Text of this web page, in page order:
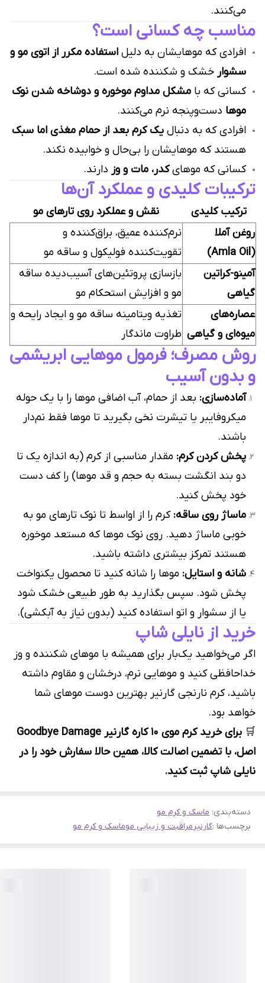
می‌کنند.
مناسب چه کسانی است؟
افرادی که موهایشان به دلیل استفاده مکرر از اتوی مو و
سشوار خشک و شکننده شده است.
کسانی که با مشکل مداوم موخوره و دوشاخه شدن نوک
موها دست‌وپنجه نرم می‌کنند.
افرادی که به دنبال یک کرم بعد از حمام مغذی اما سبک
هستند که موهایشان را بی‌حال و خوابیده نکند.
کسانی که موهایکدر، مات و وز دارند.
ترکیبات کلیدی و عملکرد آن‌ها
ترکیب کلیدی
نقش و عملکرد روی تارهای مو
روغن آملا
(Amla Oil)
نرم‌کننده عمیق، براق‌کننده و
تقویت‌کننده فولیکول و ساقه مو
آمینو-کراتین
گیاهی
بازسازی پروتئین‌های آسیب‌دیده ساقه
مو و افزایش استحکام مو
عصاره‌های
میوه‌ای و گیاهی
تغذیه ویتامینه ساقه مو و ایجاد رایحه و
طراوت ماندگار
روش مصرف؛ فرمول موهایی ابریشمی
و بدون آسیب
آماده‌سازی: بعد از حمام، آب اضافی موها را با یک حوله
میکروفایبر یا تیشرت نخی بگیرید تا موها فقط نم‌دار
باشند.
پخش کردن کرم: مقدار مناسبی از کرم (به اندازه یک تا
دو بند انگشت بسته به حجم و قد موها) را کف دست
خود پخش کنید.
ماساژ روی ساقه: کرم را از اواسط تا نوک تارهای مو به
خوبی ماساژ دهید. روی نوک موها که مستعد موخوره
هستند تمرکز بیشتری داشته باشید.
شانه و استایل: موها را شانه کنید تا محصول یکنواخت
پخش شود. سپس بگذارید به طور طبیعی خشک شود
یا از سشوار و اتو استفاده کنید (بدون نیاز به آبکشی).
خرید از نایلی شاپ
اگر می‌خواهید یک‌بار برای همیشه با موهای شکننده و وز
خداحافظی کنید و موهایی نرم، درخشان و مقاوم داشته
باشید، کرم نارنجی گارنیر بهترین دوست موهای شما
خواهد بود.
🛒
برای خرید کرم موی ۱۰ کاره گارنیر Goodbye Damage
اصل، با تضمین اصالت کالا، همین حالا سفارش خود را در
نایلی شاپ ثبت کنید.
دسته‌بندی: ماسک و کرم مو
برچسب‌ها :گارنیرمراقبت و زیبایی موماسک و کرم مو